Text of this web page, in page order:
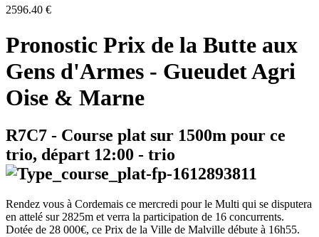
2596.40 €
Pronostic Prix de la Butte aux
Gens d'Armes - Gueudet Agri
Oise & Marne
R7C7 - Course plat sur 1500m pour ce
trio, départ 12:00 - trio
Rendez vous à Cordemais ce mercredi pour le Multi qui se disputera
en attelé sur 2825m et verra la participation de 16 concurrents.
Dotée de 28 000€, ce Prix de la Ville de Malville débute à 16h55.